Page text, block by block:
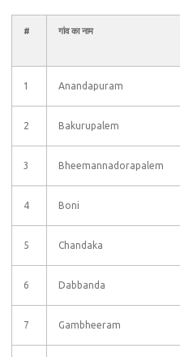
# गांव का नाम
1 Anandapuram
2 Bakurupalem
3 Bheemannadorapalem
4 Boni
5 Chandaka
6 Dabbanda
7 Gambheeram